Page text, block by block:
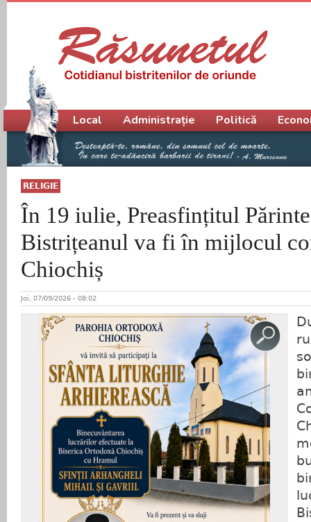
RELIGIE
În 19 iulie, Preasfințitul
Bistrițeanul va fi în mijlocul
Chiochiș
Joi, 07/09/2026 - 08:02
Meniu principal
Local Administrație Politică